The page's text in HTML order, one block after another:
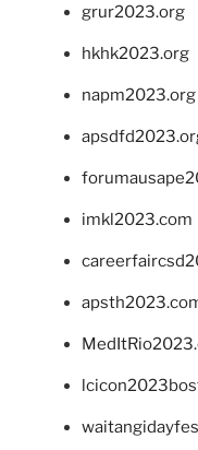
grur2023.org
hkhk2023.org
napm2023.org
imkl2023.com